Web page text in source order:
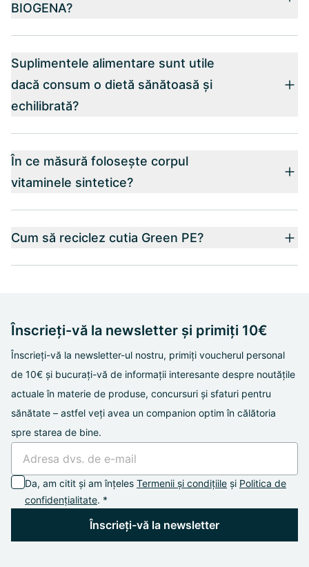
BIOGENA?
Suplimentele alimentare sunt utile
dacă consum o dietă sănătoasă și
echilibrată?
În ce măsură folosește corpul
vitaminele sintetice?
Cum să reciclez cutia Green PE?
Înscrieți-vă la newsletter și primiți 10€
Înscrieți-vă la newsletter-ul nostru, primiți voucherul personal
de 10€ și bucurați-vă de informații interesante despre noutățile
actuale în materie de produse, concursuri și sfaturi pentru
sănătate – astfel veți avea un companion optim în călătoria
spre starea de bine.
Da, am citit și am înțeles Termenii și condițiile și Politica de
confidențialitate. *
Înscrieți-vă la newsletter